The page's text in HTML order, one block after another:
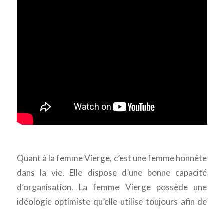
Quant à la femme Vierge, c’est une femme honnête
dans la vie. Elle dispose d’une bonne capacité
d’organisation. La femme Vierge possède une
idéologie optimiste qu’elle utilise toujours afin de